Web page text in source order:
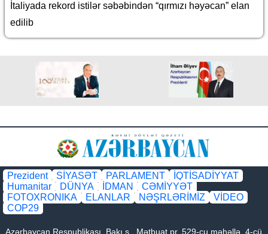
İtaliyada rekord istilər səbəbindən “qırmızı həyəcan” elan
edilib
Prezident SİYASƏT PARLAMENT
İQTİSADİYYAT
Humanitar
DÜNYA İDMAN
CƏMİYYƏT
FOTOXRONIKA
ELANLAR NƏŞRLƏRİMİZ
VİDEO
COP29
Azərbaycan Respublikası, Bakı ş., Mətbuat pr. 529-cu məhəllə, 4-cü